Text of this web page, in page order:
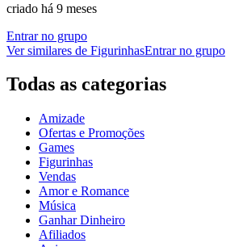
criado há 9 meses
Entrar no grupo
Ver similares de FigurinhasEntrar no grupo
Todas as categorias
Amizade
Ofertas e Promoções
Games
Figurinhas
Vendas
Amor e Romance
Música
Ganhar Dinheiro
Afiliados